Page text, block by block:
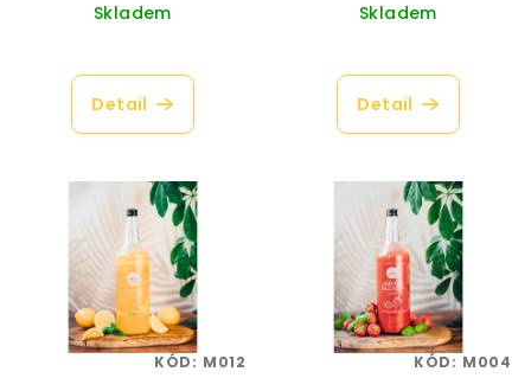
Skladem
hodnocení
produktu
hvězdiček.
Detail
Skladem
hodnocení
produktu
5
hvězdiček.
Detail
KÓD: M012 KÓD: M004